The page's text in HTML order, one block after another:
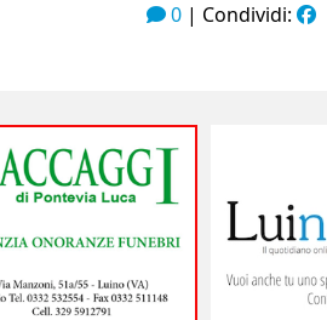
0 | Condividi: